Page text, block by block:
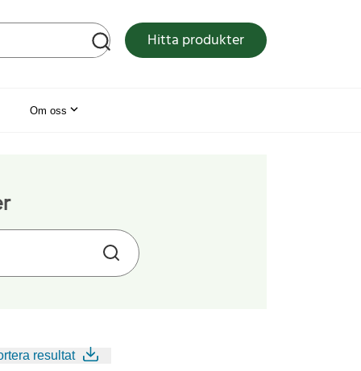
Hitta produkter
Om oss
resultat